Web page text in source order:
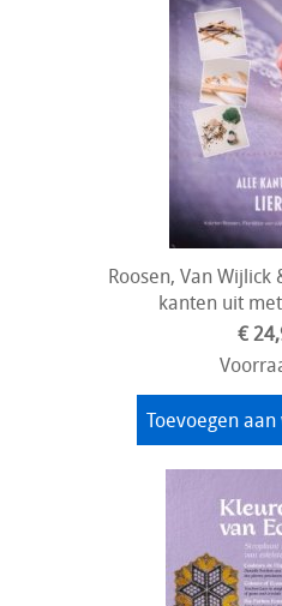
Roosen, Van Wijlick
kanten uit
€
Toevoegen